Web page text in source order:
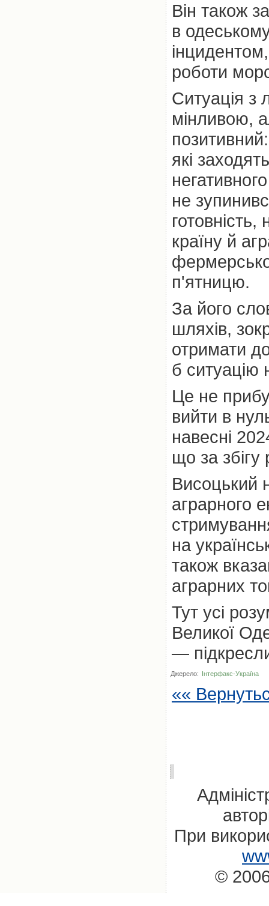
Він також
в
роботи
Ситуація з
мінливою,
які
не
країну й
п'ятницю.
За його
шляхів,
отримати
б ситуацію
Це не
вийти в
навесні
що за
Висоцький
аграрного
на
також
аграрних
Тут усі
Великої
—
Джерело: Інтерфакс-Україна
««
При
©